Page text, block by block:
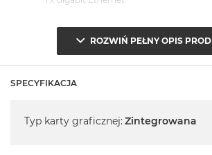
System operacyjny macOS
- lub nowszy, z darmową aktualizacją.
ROZWIŃ PEŁNY OPIS
SPECYFIKACJA
Typ karty graficznej: Zintegrowana